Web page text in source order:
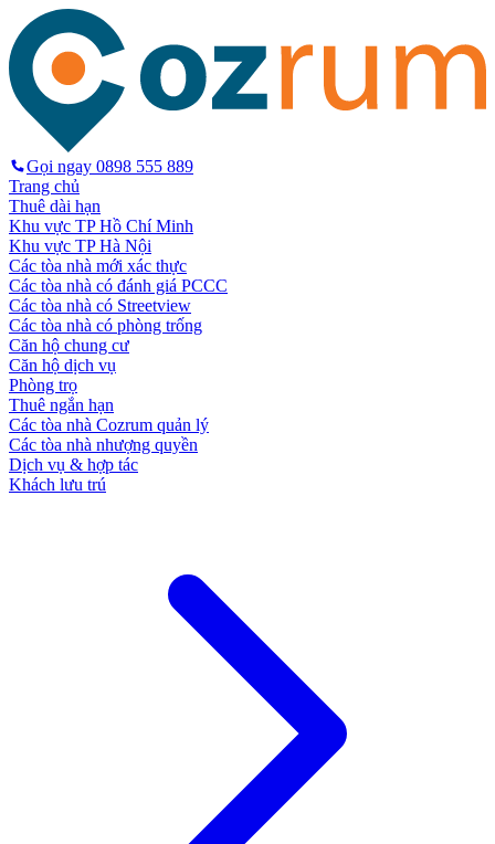
Gọi ngay 0898 555 889
Trang chủ
Thuê dài hạn
Khu vực TP Hồ Chí Minh
Khu vực TP Hà Nội
Các tòa nhà mới xác thực
Các tòa nhà có đánh giá PCCC
Các tòa nhà có Streetview
Các tòa nhà có phòng trống
Căn hộ chung cư
Căn hộ dịch vụ
Phòng trọ
Thuê ngắn hạn
Các tòa nhà Cozrum quản lý
Các tòa nhà nhượng quyền
Dịch vụ & hợp tác
Khách lưu trú